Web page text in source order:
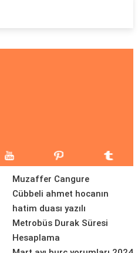
Muzaffer Cangure
Cübbeli ahmet hocanın
hatim duası yazılı
Metrobüs Durak Süresi
Hesaplama